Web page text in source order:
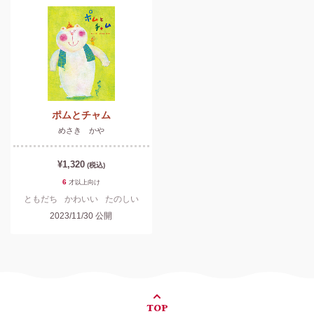
ポムとチャム
めさき かや
¥1,320 (税込)
6 才以上向け
ともだち かわいい
たのしい
2023/11/30 公開
TOP